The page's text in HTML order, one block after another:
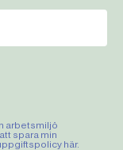
arbetsmiljö
spara min
här.